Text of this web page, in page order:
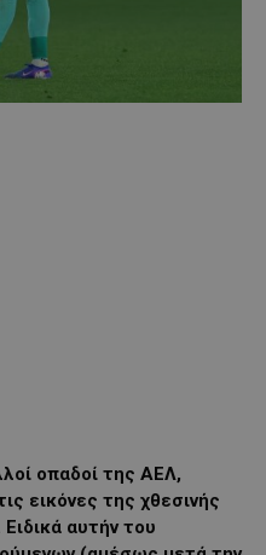
οπαδοί της ΑΕΛ,
εικόνες της χθεσινής
αυτήν του